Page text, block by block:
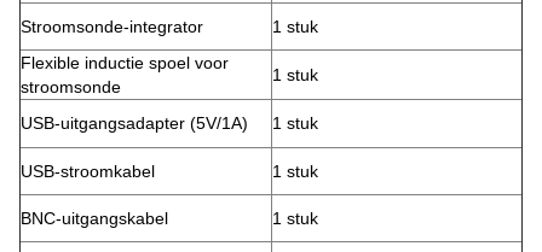
Stroomsonde-integrator
1 stuk
Flexible inductie spoel voor
stroomsonde
1 stuk
USB-uitgangsadapter (5V/1A) 1 stuk
USB-stroomkabel 1 stuk
BNC-uitgangskabel 1 stuk